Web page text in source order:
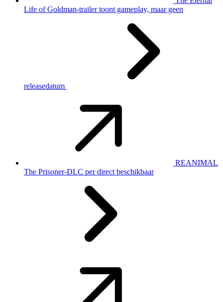
Life of Goldman-trailer toont gameplay, maar geen
releasedatum
REANIMAL
The Prisoner-DLC per direct beschikbaar